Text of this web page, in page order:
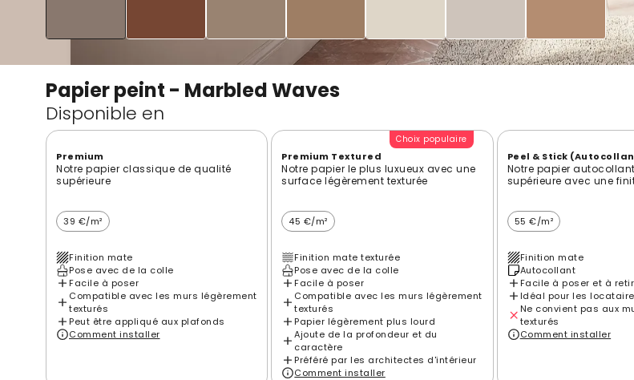
Papier peint - Marbled Waves
Disponible en
Premium
Notre papier classique de qualité
supérieure
39 €/m²
Finition mate
Pose avec de la colle
Facile à poser
Compatible avec les murs légèrement
texturés
Peut être appliqué aux plafonds
Comment installer
Choix populaire
Premium Textured
Notre papier le plus luxueux avec une
surface légèrement texturée
45 €/m²
Finition mate texturée
Pose avec de la colle
Facile à poser
Compatible avec les murs légèrement
texturés
Papier légèrement plus lourd
Ajoute de la profondeur et du
caractère
Préféré par les architectes d'intérieur
Comment installer
Peel & Stick
Notre papier
supérieure avec une
55 €/m²
Finition mate
Autocollant
Facile à poser et à
Idéal pour les
Ne convient pas aux
texturés
Comment installer